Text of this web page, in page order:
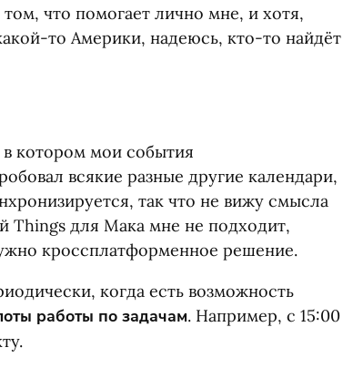
что помогает лично мне, и хотя,
то Америки, надеюсь, кто-то найдёт
в котором мои события
всякие разные другие календари,
так что не вижу смысла
Things для Мака мне не подходит,
кроссплатформенное решение.
когда есть возможность
работы по задачам. Например, с 15:00